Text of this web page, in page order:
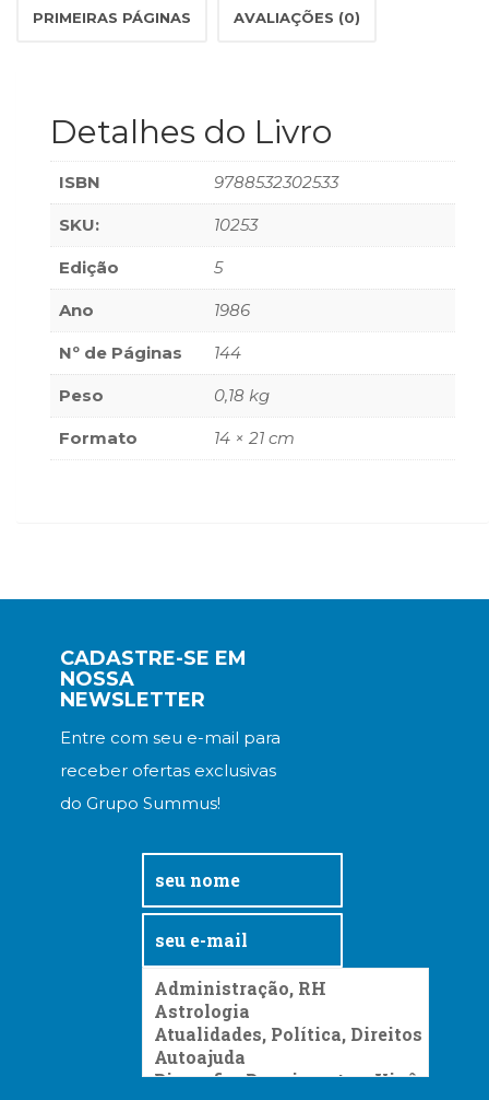
(33)
(8)
Relações
Públicas
e
Empresarial
(31)
Religião,
Espiritualidade,
Filosofia
(63)
Saúde
(132)
Sem
(30)
Ocupacional
(21)
Treinamento
RH
(65)
(1)
PRIMEIRAS PÁGINAS AVALIAÇÕES (0)
Detalhes do Livro
ISBN 9788532302533
SKU: 10253
Edição 5
Ano 1986
Nº de Páginas 144
Peso 0,18 kg
Formato 14 × 21 cm
CADASTRE-SE EM
NOSSA
NEWSLETTER
Entre com seu e-mail para
receber ofertas exclusivas
do Grupo Summus!